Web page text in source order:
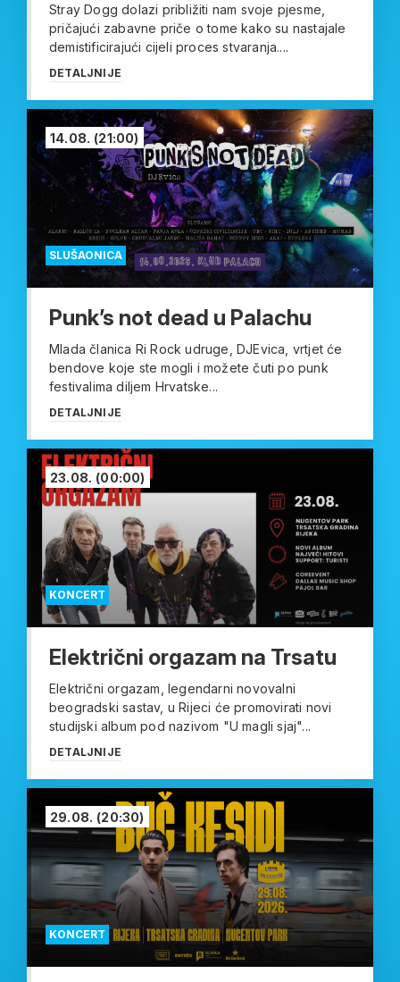
Stray Dogg dolazi približiti nam svoje pjesme,
pričajući zabavne priče o tome kako su nastajale
demistificirajući cijeli proces stvaranja....
DETALJNIJE
SLUŠAONICA
14.08. (21:00)
Punk’s not dead u Palachu
Mlada članica Ri Rock udruge, DJEvica, vrtjet će
bendove koje ste mogli i možete čuti po punk
festivalima diljem Hrvatske...
DETALJNIJE
KONCERT
23.08. (00:00)
Električni orgazam na Trsatu
Električni orgazam, legendarni novovalni
beogradski sastav, u Rijeci će promovirati novi
studijski album pod nazivom "U magli sjaj"...
DETALJNIJE
KONCERT
29.08. (20:30)